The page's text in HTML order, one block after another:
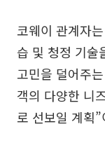
코웨이 관계자
습 및 청정 기술
고민을 덜어주
객의 다양한 니
로 선보일 계획